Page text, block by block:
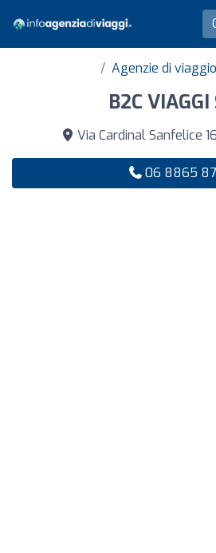
Agenzie di
B2C VIAGGI
Via Cardinal Sanfelice
06 8865